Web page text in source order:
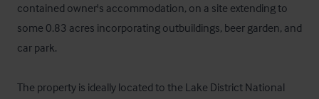
contained owner's accommodation, on a site extending to
some 0.83 acres incorporating outbuildings, beer garden, and
car park.
The property is ideally located to the Lake District National